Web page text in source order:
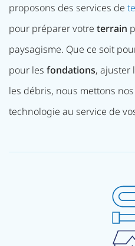
proposons des services de
pour préparer votre terrain
paysagisme. Que ce soit
pour les fondations, ajuster
les débris, nous mettons nos
technologie au service de